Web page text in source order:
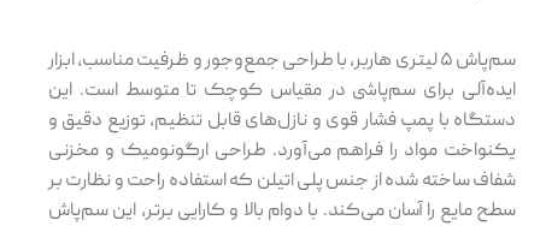
سم‌پاش ۵ لیتری هاربر، با طراحی جمع‌وجور و ظرفیت مناسب، ابزار
ایده‌آلی برای سم‌پاشی در مقیاس کوچک تا متوسط است. این
دستگاه با پمپ فشار قوی و نازل‌های قابل تنظیم، توزیع دقیق و
یکنواخت مواد را فراهم می‌آورد. طراحی ارگونومیک و مخزنی
شفاف ساخته شده از جنس پلی اتیلن که استفاده راحت و نظارت بر
سطح مایع را آسان می‌کند. با دوام بالا و کارایی برتر، این سم‌پاش